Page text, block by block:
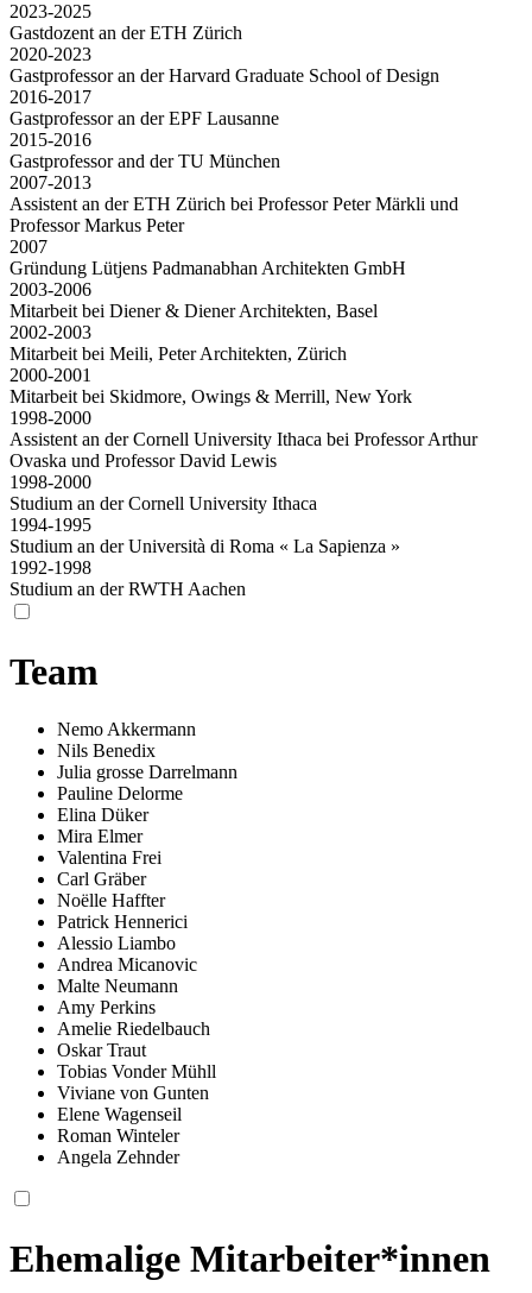
2023-2025
Gastdozent an der ETH Zürich
2020-2023
Gastprofessor an der Harvard Graduate School of Design
2016-2017
Gastprofessor an der EPF Lausanne
2015-2016
Gastprofessor and der TU München
2007-2013
Assistent an der ETH Zürich bei Professor Peter Märkli und
Professor Markus Peter
2007
Gründung Lütjens Padmanabhan Architekten GmbH
2003-2006
Mitarbeit bei Diener & Diener Architekten, Basel
2002-2003
Mitarbeit bei Meili, Peter Architekten, Zürich
2000-2001
Mitarbeit bei Skidmore, Owings & Merrill, New York
1998-2000
Assistent an der Cornell University Ithaca bei Professor Arthur
Ovaska und Professor David Lewis
1998-2000
Studium an der Cornell University Ithaca
1994-1995
Studium an der Università di Roma « La Sapienza »
1992-1998
Studium an der RWTH Aachen
Team
Nemo Akkermann
Nils Benedix
Julia grosse Darrelmann
Pauline Delorme
Elina Düker
Mira Elmer
Valentina Frei
Carl Gräber
Noëlle Haffter
Patrick Hennerici
Alessio Liambo
Andrea Micanovic
Malte Neumann
Amy Perkins
Amelie Riedelbauch
Oskar Traut
Tobias Vonder Mühll
Viviane von Gunten
Elene Wagenseil
Roman Winteler
Angela Zehnder
Ehemalige Mitarbeiter*innen